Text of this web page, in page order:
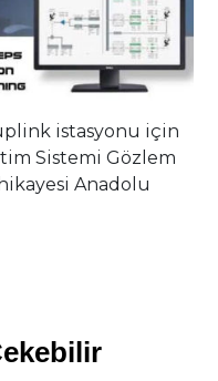
istasyonu için
Sistemi Gözlem
Anadolu